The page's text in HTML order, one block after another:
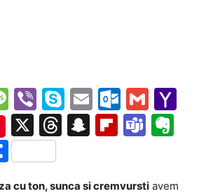
Message
ViberSkype
Email
X Threads
Snapchat
Partajează
cu ton, sunca si cremvursti avem